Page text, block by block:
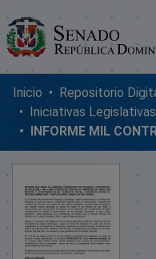
Comunidades
Glosario
Nosotros
Inicio
Iniciativas Legislativas